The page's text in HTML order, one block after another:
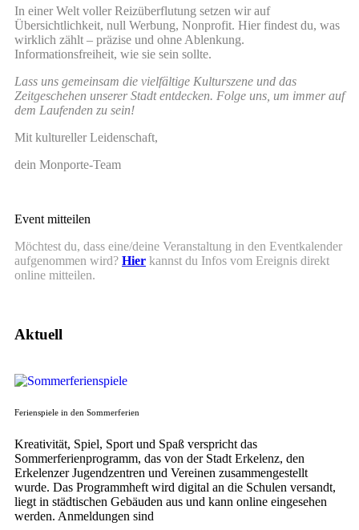
In einer Welt voller Reizüberflutung setzen wir auf
Übersichtlichkeit, null Werbung, Nonprofit. Hier findest du, was
wirklich zählt – präzise und ohne Ablenkung.
Informationsfreiheit, wie sie sein sollte.
Lass uns gemeinsam die vielfältige Kulturszene und das
Zeitgeschehen unserer Stadt entdecken. Folge uns, um immer auf
dem Laufenden zu sein!
Mit kultureller Leidenschaft,
dein Monporte-Team
Event mitteilen
Möchtest du, dass eine/deine Veranstaltung in den Eventkalender
aufgenommen wird? Hier kannst du Infos vom Ereignis direkt
online mitteilen.
Aktuell
Ferienspiele in den Sommerferien
Kreativität, Spiel, Sport und Spaß verspricht das
Sommerferienprogramm, das von der Stadt Erkelenz, den
Erkelenzer Jugendzentren und Vereinen zusammengestellt
wurde. Das Programmheft wird digital an die Schulen versandt,
liegt in städtischen Gebäuden aus und kann online eingesehen
werden. Anmeldungen sind